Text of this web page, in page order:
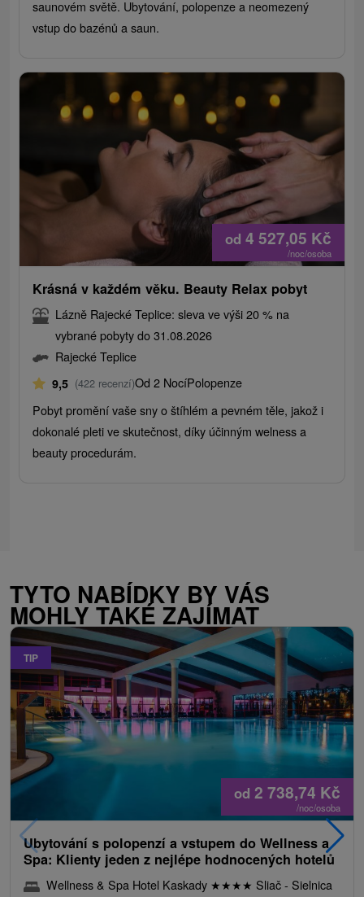
saunovém světě. Ubytování, polopenze a neomezený
vstup do bazénů a saun.
od 4 527,05 Kč
/noc/osoba
Krásná v každém věku. Beauty Relax pobyt
Lázně Rajecké Teplice: sleva ve výši 20 % na
vybrané pobyty do 31.08.2026
Rajecké Teplice
9,5 (422 recenzí)Od 2 NocíPolopenze
Pobyt promění vaše sny o štíhlém a pevném těle, jakož i
dokonalé pleti ve skutečnost, díky účinným welness a
beauty procedurám.
TYTO NABÍDKY BY VÁS
MOHLY TAKÉ ZAJÍMAT
TIP
od 2 738,74 Kč
/noc/osoba
Ubytování s polopenzí a vstupem do Wellness a
Spa: Klienty jeden z nejlépe hodnocených hotelů
Wellness & Spa Hotel Kaskady ★★★★ Sliač - Sielnica